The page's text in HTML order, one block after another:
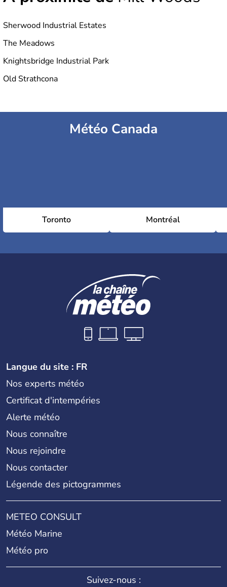
Sherwood Industrial Estates
The Meadows
Knightsbridge Industrial Park
Old Strathcona
Météo Canada
Toronto Montréal
Langue du site : FR
Nos experts météo
Certificat d'intempéries
Alerte météo
Nous connaître
Nous rejoindre
Nous contacter
Légende des pictogrammes
METEO CONSULT
Météo Marine
Météo pro
Suivez-nous :